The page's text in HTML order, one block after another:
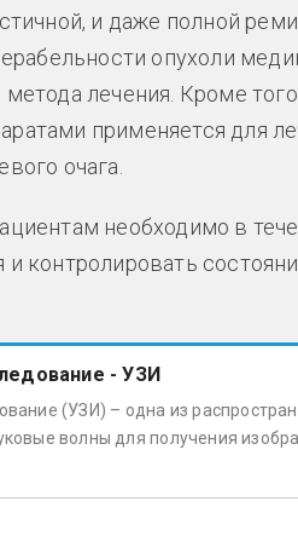
и даже полной
опухоли
лечения. Кроме
применяется для
очага.
необходимо в
и контролировать
- УЗИ
(УЗИ) – одна из
волны для получения